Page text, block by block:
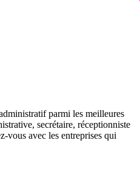
parmi les meilleures
secrétaire, réceptionniste
vous avec les entreprises qui